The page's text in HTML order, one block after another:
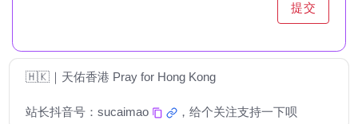
提交
🇭🇰｜天佑香港 Pray for Hong Kong
站长抖音号： sucaimao ，给个关注支持一下呗